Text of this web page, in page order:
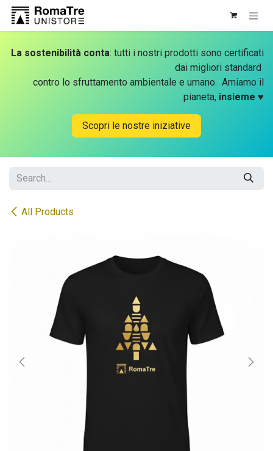
Skip to Content
La sostenibilità conta: tutti i nostri prodotti sono certificati
dai migliori standard
contro lo sfruttamento ambientale e umano. Amiamo il
pianeta, insieme ♥
Scopri le nostre iniziative
All Products